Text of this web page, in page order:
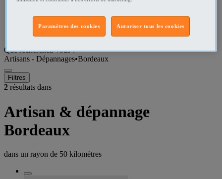
Gironde Artisans - Dépannages
Bordeaux Artisans - Dépannages
Que recherchez-vous ?
Artisans - Dépannages•Bordeaux
Filtres
2 résultats dans
Artisan & dépannage
Bordeaux
dans un rayon de 50 kilomètres
Autoriser tous les cookies
Paramètres des cookies